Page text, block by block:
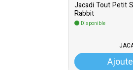
Jacadi Tout Petit
Rabbit
Disponible